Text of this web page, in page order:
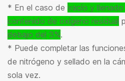
* En el caso de vacío y
contenido de oxígeno residual
debajo del 3%.
* Puede completar las
de nitrógeno y sellado en la
sola vez.